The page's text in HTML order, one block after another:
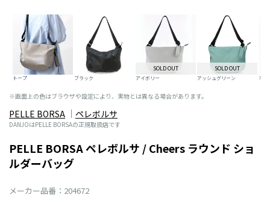
トープ ブラック
SOLD OUT
アイボリー
SOLD OUT
アッシュグリーン ネイ
※画面上の色はブラウザや設定により、実物とは異なる場合があります。
PELLE BORSA ペレボルサ
DANJOはPELLE BORSAの正規取扱店です
PELLE BORSA ペレボルサ / Cheers ラウンド ショ
ルダーバッグ
メーカー品番：204672